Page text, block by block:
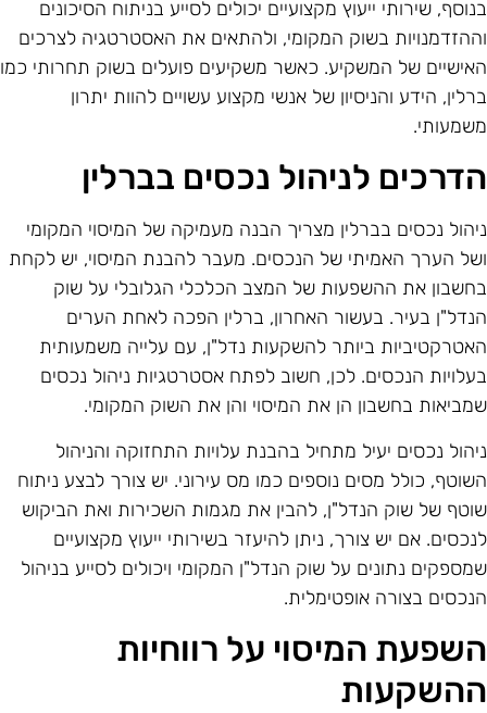
שירותי ייעוץ מקצועיים יכולים לסייע בניתוח הסיכונים
בשוק המקומי, ולהתאים את האסטרטגיה לצרכים
של המשקיע. כאשר משקיעים פועלים בשוק תחרותי כמו
הידע והניסיון של אנשי מקצוע עשויים להוות יתרון
לניהול נכסים בברלין
נכסים בברלין מצריך הבנה מעמיקה של המיסוי המקומי
הערך האמיתי של הנכסים. מעבר להבנת המיסוי, יש לקחת
את ההשפעות של המצב הכלכלי הגלובלי על שוק
בעיר. בעשור האחרון, ברלין הפכה לאחת הערים
ביותר להשקעות נדל"ן, עם עלייה משמעותית
הנכסים. לכן, חשוב לפתח אסטרטגיות ניהול נכסים
בחשבון הן את המיסוי והן את השוק המקומי.
נכסים יעיל מתחיל בהבנת עלויות התחזוקה והניהול
כולל מסים נוספים כמו מס עירוני. יש צורך לבצע ניתוח
של שוק הנדל"ן, להבין את מגמות השכירות ואת הביקוש
אם יש צורך, ניתן להיעזר בשירותי ייעוץ מקצועיים
נתונים על שוק הנדל"ן המקומי ויכולים לסייע בניהול
בצורה אופטימלית.
המיסוי על רווחיות